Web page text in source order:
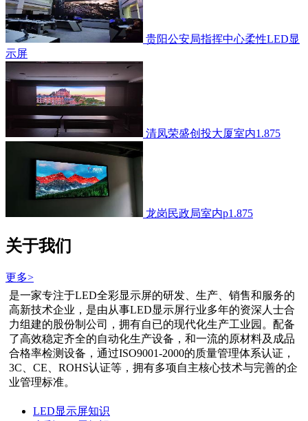
贵阳公安局指挥中心柔性LED显
示屏
清凤荣盛创投大厦室内1.875
龙岗民政局室内p1.875
关于我们
更多>
是一家专注于LED全彩显示屏的研发、生产、销售和服务的
高新技术企业，是由从事LED显示屏行业多年的资深人士合
力组建的股份制公司，拥有自已的现代化生产工业园。配备
了高效稳定齐全的自动化生产设备，和一流的原材料及成品
合格率检测设备，通过ISO9001-2000的质量管理体系认证，
3C、CE、ROHS认证等，拥有多项自主核心技术与完善的企
业管理标准。
LED显示屏知识